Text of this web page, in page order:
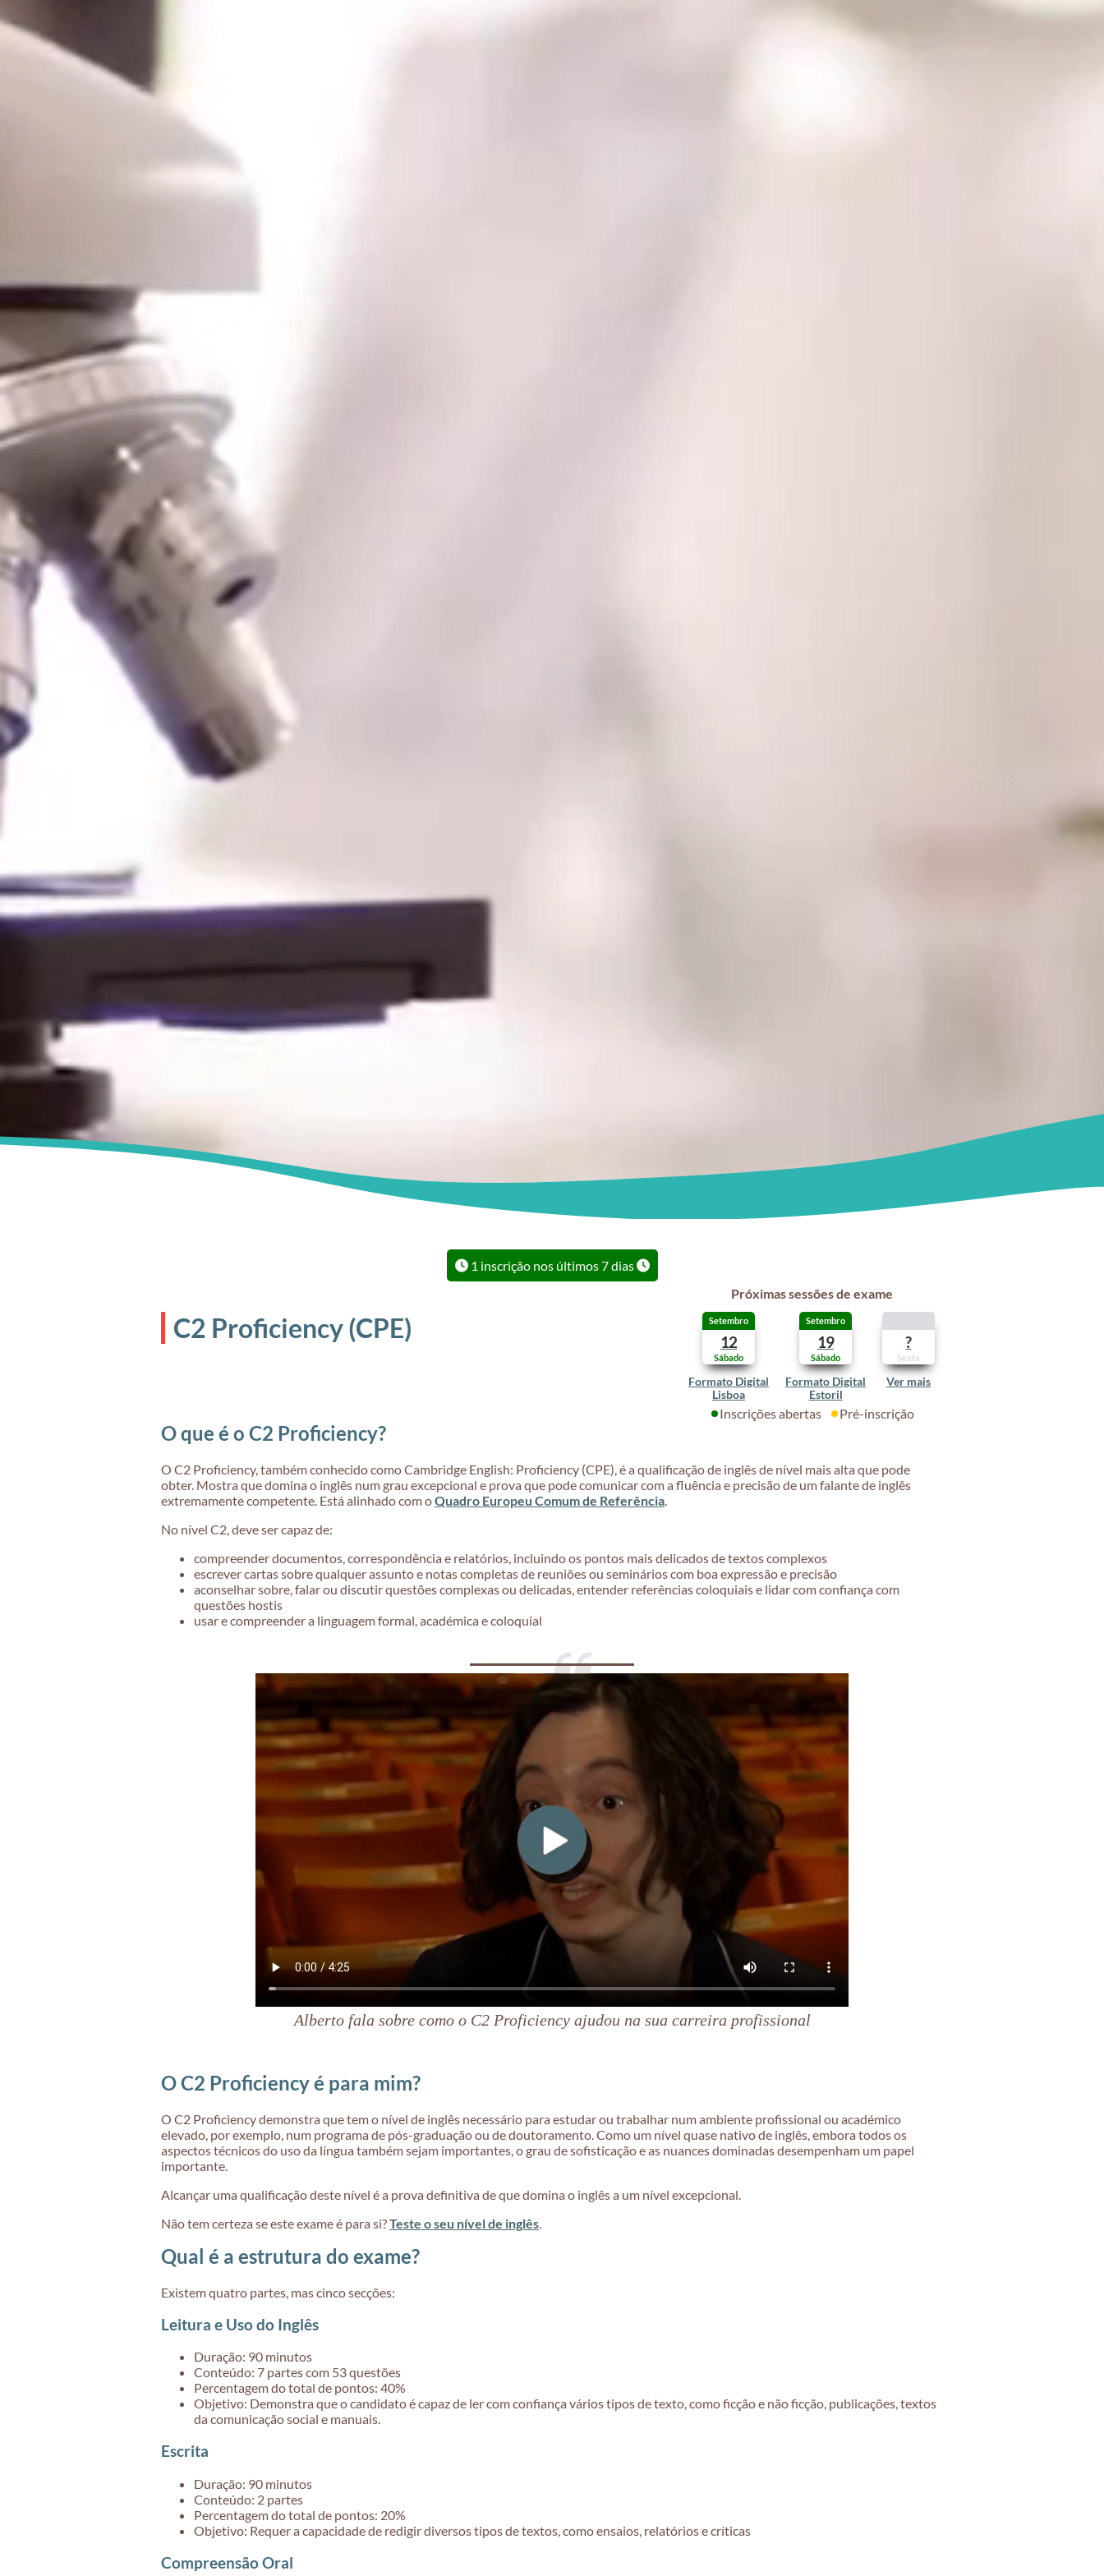
1 inscrição nos últimos 7 dias
C2 Proficiency (CPE)
Próximas sessões de exame
Sábado
Setembro
12
Formato Digital
Lisboa
Sábado
Setembro
19
Formato Digital
Estoril
Sexta
?
Ver mais
Inscrições abertas Pré-inscrição
O que é o C2 Proficiency?
O C2 Proficiency, também conhecido como Cambridge English: Proficiency (CPE), é a qualificação de inglês de nível mais alta que pode
obter. Mostra que domina o inglês num grau excepcional e prova que pode comunicar com a fluência e precisão de um falante de inglês
extremamente competente. Está alinhado com oQuadro Europeu Comum de Referência.
No nível C2, deve ser capaz de:
compreender documentos, correspondência e relatórios, incluindo os pontos mais delicados de textos complexos
escrever cartas sobre qualquer assunto e notas completas de reuniões ou seminários com boa expressão e precisão
aconselhar sobre, falar ou discutir questões complexas ou delicadas, entender referências coloquiais e lidar com confiança com
questões hostis
usar e compreender a linguagem formal, académica e coloquial
Alberto fala sobre como o C2 Proficiency ajudou na sua carreira profissional
O C2 Proficiency é para mim?
O C2 Proficiency demonstra que tem o nível de inglês necessário para estudar ou trabalhar num ambiente profissional ou académico
elevado, por exemplo, num programa de pós-graduação ou de doutoramento. Como um nível quase nativo de inglês, embora todos os
aspectos técnicos do uso da língua também sejam importantes, o grau de sofisticação e as nuances dominadas desempenham um papel
importante.
Alcançar uma qualificação deste nível é a prova definitiva de que domina o inglês a um nível excepcional.
Não tem certeza se este exame é para si?Teste o seu nível de inglês.
Qual é a estrutura do exame?
Existem quatro partes, mas cinco secções:
Leitura e Uso do Inglês
Duração: 90 minutos
Conteúdo: 7 partes com 53 questões
Percentagem do total de pontos: 40%
Objetivo: Demonstra que o candidato é capaz de ler com confiança vários tipos de texto, como ficção e não ficção, publicações, textos
da comunicação social e manuais.
Escrita
Duração: 90 minutos
Conteúdo: 2 partes
Percentagemdototal de pontos: 20%
Objetivo: Requer a capacidade de redigir diversos tipos de textos, como ensaios, relatórios e críticas
Compreensão Oral